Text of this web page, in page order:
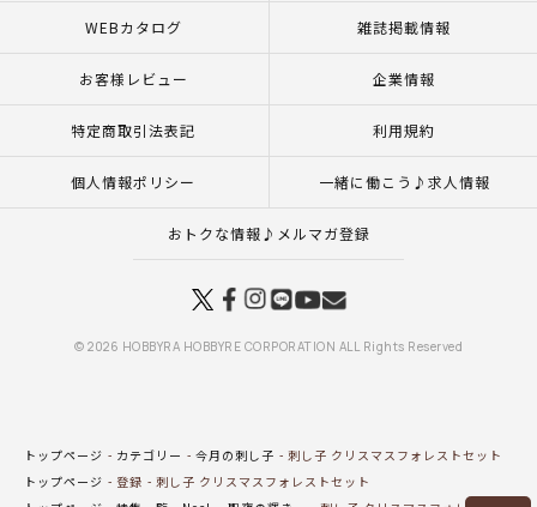
WEBカタログ 雑誌掲載情報
お客様レビュー 企業情報
特定商取引法表記 利用規約
個人情報ポリシー 一緒に働こう♪求人情報
おトクな情報♪メルマガ登録
© 2026 HOBBYRA HOBBYRE CORPORATION ALL Rights Reserved
トップページ カテゴリー 今月の刺し子
刺し子 クリスマスフォレストセット
トップページ
登録
刺し子 クリスマスフォレストセット